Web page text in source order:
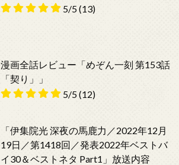
5/5(13)
漫画全話レビュー「めぞん一刻 第153話
「契り」」
5/5(12)
「伊集院光 深夜の馬鹿力／2022年12月
19日／第1418回／発表2022年ベストバ
イ30＆ベストネタ Part1」放送内容